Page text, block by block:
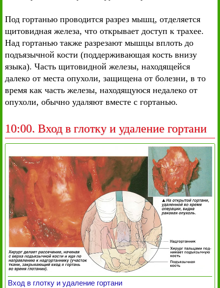
Под гортанью проводится разрез мышц, отделяется
щитовидная железа, что открывает доступ к трахее.
Над гортанью также разрезают мышцы вплоть до
подъязычной кости (поддерживающая кость внизу
языка). Часть щитовидной железы, находящейся
далеко от места опухоли, защищена от болезни, в то
время как часть железы, находящуюся недалеко от
опухоли, обычно удаляют вместе с гортанью.
10:00. Вход в глотку и удаление гортани
Вход в глотку и удаление гортани